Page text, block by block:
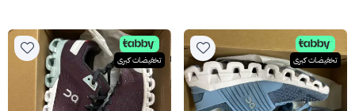
تخفيضات كبرى تخفيضات كبرى